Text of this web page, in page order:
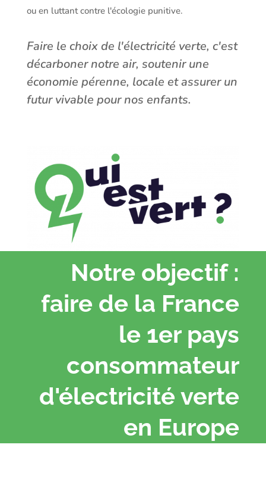
ou en luttant contre l'écologie punitive.
Faire le choix de l'électricité verte, c'est
décarboner notre air, soutenir une
économie pérenne, locale et assurer un
futur vivable pour nos enfants.
Notre objectif :
faire de la France
le 1er pays
consommateur
d'électricité verte
en Europe